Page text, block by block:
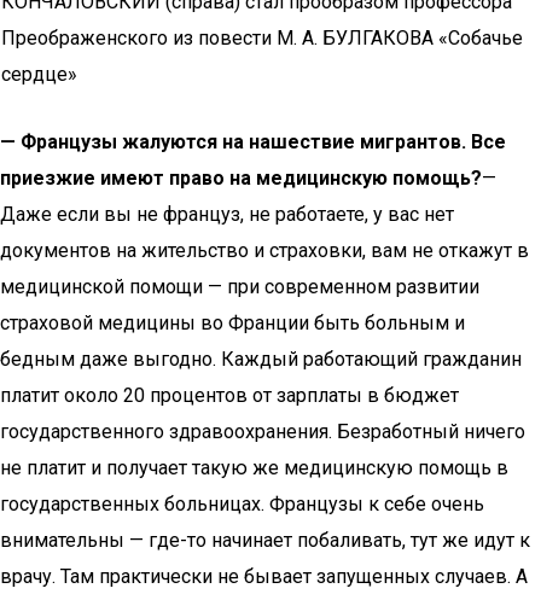
Преображенского из повести М. А. БУЛГАКОВА «Собачье
сердце»
— Французы жалуются на нашествие мигрантов. Все
приезжие имеют право на медицинскую помощь?—
Даже если вы не француз, не работаете, у вас нет
документов на жительство и страховки, вам не откажут в
медицинской помощи — при современном развитии
страховой медицины во Франции быть больным и
бедным даже выгодно. Каждый работающий гражданин
платит около 20 процентов от зарплаты в бюджет
государственного здравоохранения. Безработный ничего
не платит и получает такую же медицинскую помощь в
государственных больницах. Французы к себе очень
внимательны — где-то начинает побаливать, тут же идут к
врачу. Там практически не бывает запущенных случаев. А